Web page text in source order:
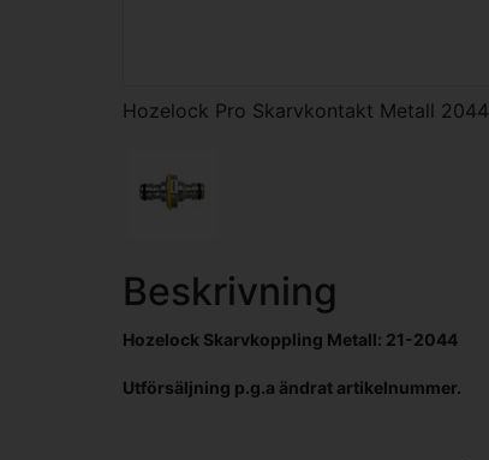
Hozelock Pro Skarvkontakt Metall 2044
Beskrivning
Hozelock Skarvkoppling Metall: 21-2044
Utförsäljning p.g.a ändrat artikelnummer.